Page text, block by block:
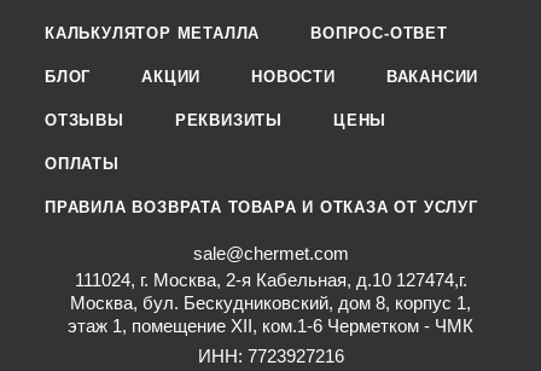
КАЛЬКУЛЯТОР МЕТАЛЛА ВОПРОС-ОТВЕТ
БЛОГ АКЦИИ НОВОСТИ ВАКАНСИИ
ОТЗЫВЫ РЕКВИЗИТЫ ЦЕНЫ
ОПЛАТЫ
ПРАВИЛА ВОЗВРАТА ТОВАРА И ОТКАЗА ОТ УСЛУГ
sale@chermet.com
111024, г. Москва, 2-я Кабельная, д.10 127474,г.
Москва, бул. Бескудниковский, дом 8, корпус 1,
этаж 1, помещение XII, ком.1-6 Черметком - ЧМК
ИНН: 7723927216